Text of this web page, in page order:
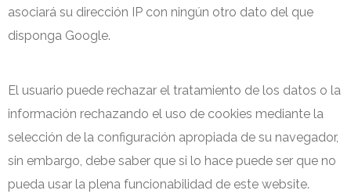
asociará su dirección IP con ningún otro dato del que
disponga Google.
El usuario puede rechazar el tratamiento de los datos o la
información rechazando el uso de cookies mediante la
selección de la configuración apropiada de su navegador,
sin embargo, debe saber que si lo hace puede ser que no
pueda usar la plena funcionabilidad de este website.